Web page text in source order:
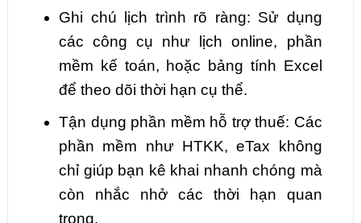
Ghi chú lịch trình rõ ràng: Sử dụng
các công cụ như lịch online, phần
mềm kế toán, hoặc bảng tính Excel
để theo dõi thời hạn cụ thể.
Tận dụng phần mềm hỗ trợ thuế: Các
phần mềm như HTKK, eTax không
chỉ giúp bạn kê khai nhanh chóng mà
còn nhắc nhở các thời hạn quan
trọng.